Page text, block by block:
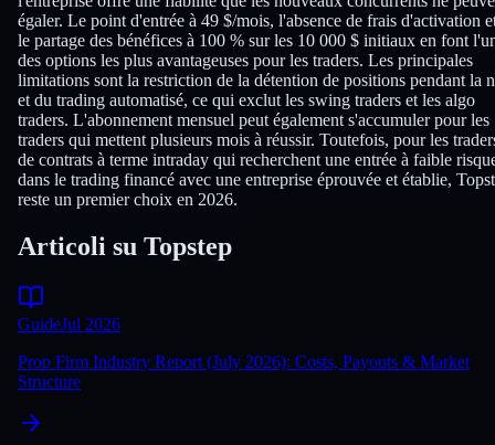
égaler. Le point d'entrée à 49 $/mois, l'absence de frais d'activation
le partage des bénéfices à 100 % sur les 10 000 $ initiaux en font
des options les plus avantageuses pour les traders. Les principales
limitations sont la restriction de la détention de positions pendant la
et du trading automatisé, ce qui exclut les swing traders et les algo
traders. L'abonnement mensuel peut également s'accumuler pour les
traders qui mettent plusieurs mois à réussir. Toutefois, pour les
de contrats à terme intraday qui recherchent une entrée à faible
dans le trading financé avec une entreprise éprouvée et établie,
reste un premier choix en 2026.
Articoli su Topstep
GuideJul 2026
Prop Firm Industry Report (July 2026): Costs, Payouts & Market
Structure